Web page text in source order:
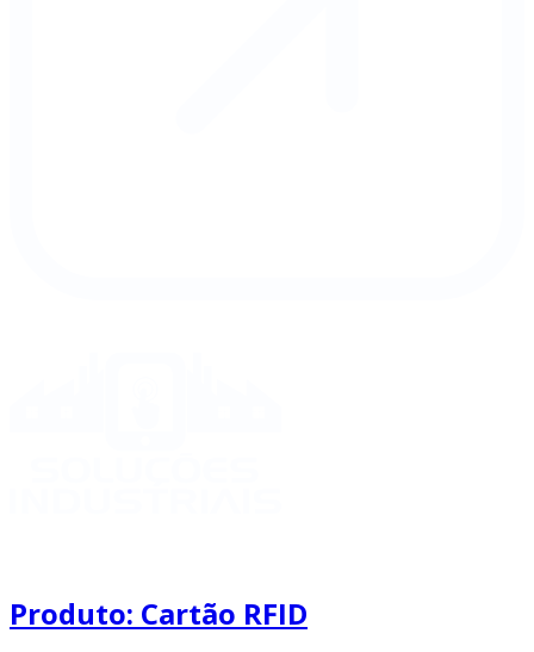
Produto: Cartão RFID